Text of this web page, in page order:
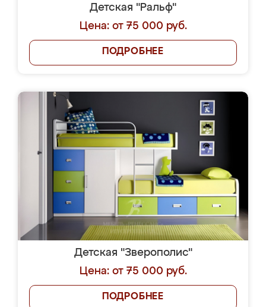
Детская "Ральф"
Цена: от 75 000 руб.
ПОДРОБНЕЕ
Детская "Зверополис"
Цена: от 75 000 руб.
ПОДРОБНЕЕ